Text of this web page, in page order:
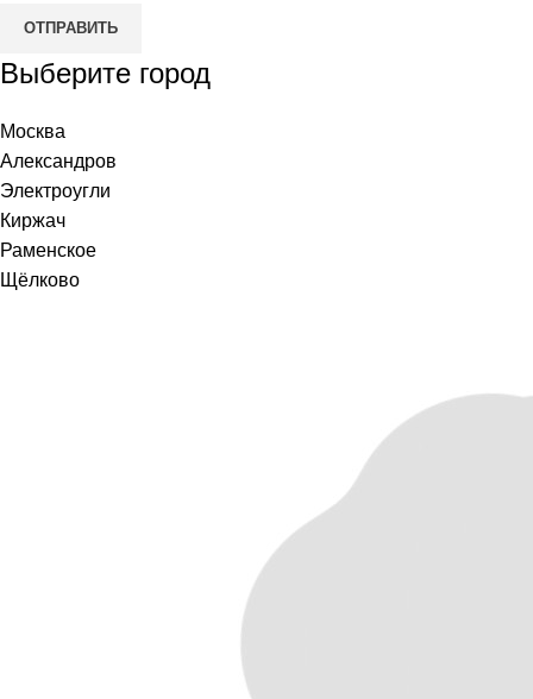
ОТПРАВИТЬ
Выберите город
Москва
Александров
Электроугли
Киржач
Раменское
Щёлково